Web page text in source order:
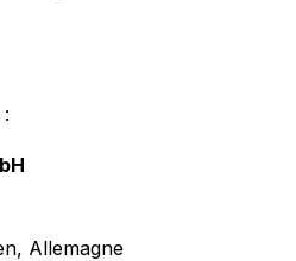
Allemagne